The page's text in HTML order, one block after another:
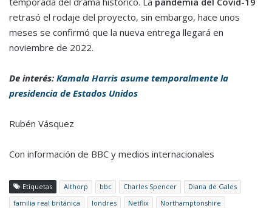
retrasó el rodaje del proyecto, sin embargo, hace unos
meses se confirmó que la nueva entrega llegará en
noviembre de 2022.
De interés: Kamala Harris asume temporalmente la
presidencia de Estados Unidos
Rubén Vásquez
Con información de BBC y medios internacionales
Etiquetas Althorp bbc Charles Spencer
Diana de Gales
familia real británica
londres Netflix
Northamptonshire